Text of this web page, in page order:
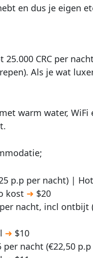
en dus je eigen
CRC per
Als je wat
warm water,
p.p per nacht) |
kost ➜ $20
nacht, incl
➜ $10
per nacht (€22,50